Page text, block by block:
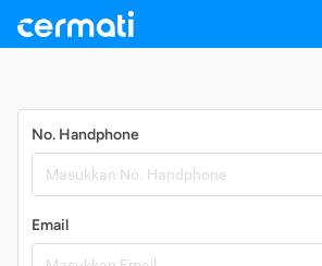
No. Handphone
Email